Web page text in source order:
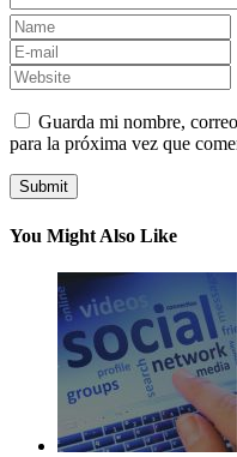
Guarda mi nombre,
para la próxima vez que
You Might Also Like